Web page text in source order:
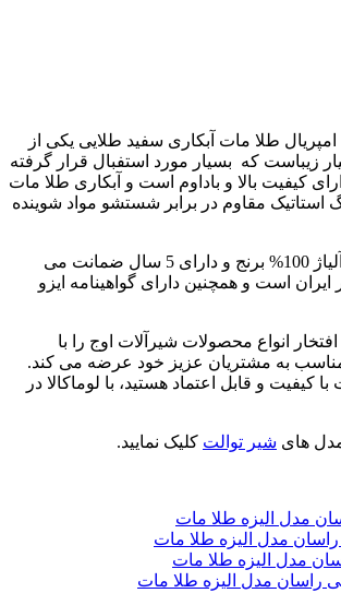
طلا مات آبکاری سفید طلایی یکی از
زیباست که بسیار مورد استفبال قرار گرفته
کیفیت بالا و باداوم است و آبکاری طلا مات
استاتیک مقاوم در برابر شستشو مواد شوینده
شیرآلات اوج دارای آلیاژ 100% برنج و دارای 5 سال ضمانت می
است و همچنین دارای گواهینامه ایزو
افتخار انواع محصولات شیرآلات اوج را با
به مشتریان عزیز خود عرضه می کند.
با کیفیت و قابل اعتماد هستید، با لوماکالا در
های شیر توالت کلیک نمایید.
مدل الیزه طلا مات
مدل الیزه طلا مات
مدل الیزه طلا مات
راسان مدل الیزه طلا مات